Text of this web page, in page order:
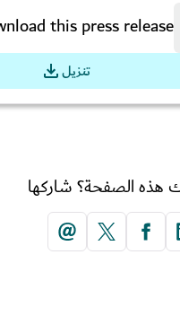
this press release
تنزيل
هذه الصفحة؟ شاركها